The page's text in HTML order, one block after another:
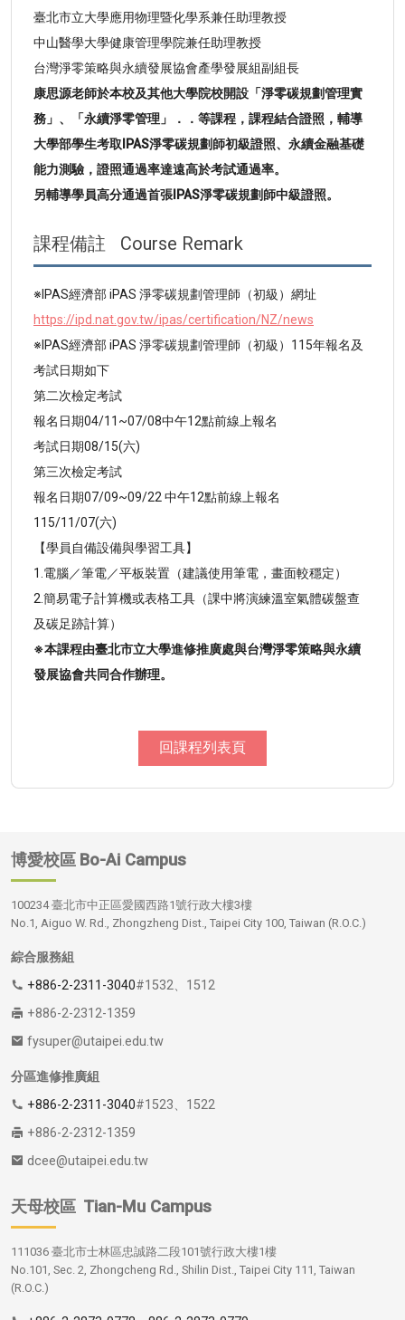
臺北市立大學應用物理暨化學系兼任助理教授
中山醫學大學健康管理學院兼任助理教授
台灣淨零策略與永續發展協會產學發展組副組長
康思源老師於本校及其他大學院校開設「淨零碳規劃管理實
務」、「永續淨零管理」．．等課程，課程結合證照，輔導
大學部學生考取IPAS淨零碳規劃師初級證照、永續金融基礎
能力測驗，證照通過率達遠高於考試通過率。
另輔導學員高分通過首張IPAS淨零碳規劃師中級證照。
課程備註 Course Remark
※IPAS經濟部 iPAS 淨零碳規劃管理師（初級）網址
https://ipd.nat.gov.tw/ipas/certification/NZ/news
※IPAS經濟部 iPAS 淨零碳規劃管理師（初級）115年報名及
考試日期如下
第二次檢定考試
報名日期04/11~07/08中午12點前線上報名
考試日期08/15(六)
第三次檢定考試
報名日期07/09~09/22 中午12點前線上報名
115/11/07(六)
【學員自備設備與學習工具】
1.電腦／筆電／平板裝置（建議使用筆電，畫面較穩定）
2.簡易電子計算機或表格工具（課中將演練溫室氣體碳盤查
及碳足跡計算）
※本課程由臺北市立大學進修推廣處與台灣淨零策略與永續
發展協會共同合作辦理。
回課程列表頁
博愛校區 Bo-Ai Campus
100234 臺北市中正區愛國西路1號行政大樓3樓
No.1, Aiguo W. Rd., Zhongzheng Dist., Taipei City 100, Taiwan (R.O.C.)
綜合服務組
+886-2-2311-3040#1532、1512
+886-2-2312-1359
fysuper@utaipei.edu.tw
分區進修推廣組
+886-2-2311-3040#1523、1522
+886-2-2312-1359
dcee@utaipei.edu.tw
天母校區 Tian-Mu Campus
111036 臺北市士林區忠誠路二段101號行政大樓1樓
No.101, Sec. 2, Zhongcheng Rd., Shilin Dist., Taipei City 111, Taiwan
(R.O.C.)